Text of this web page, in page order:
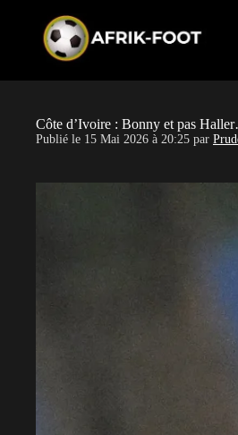
Côte d’Ivoire : Bonny et pas
Publié le 15 Mai 2026 à 20:25 par